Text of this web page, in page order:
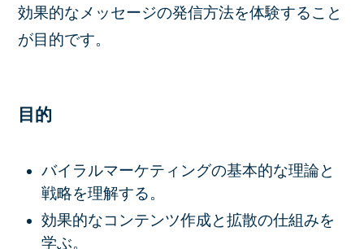
効果的なメッセージの発信方法を体験すること
が目的です。
目的
バイラルマーケティングの基本的な理論と
戦略を理解する。
効果的なコンテンツ作成と拡散の仕組みを
学ぶ。